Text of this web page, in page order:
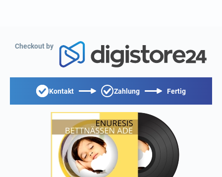
Checkout by
Kontakt Zahlung Fertig